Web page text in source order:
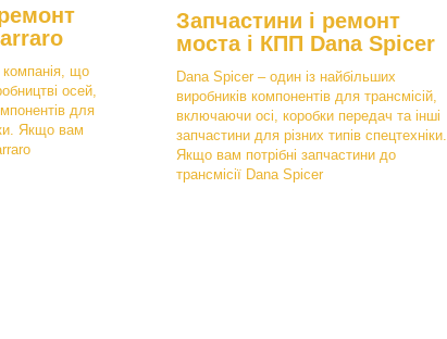
компанія, що
осей,
для
Якщо вам
Запчастини і ремонт
моста і КПП Dana Spicer
Dana Spicer – один із найбільших
виробників компонентів для трансмісій,
включаючи осі, коробки передач та інші
запчастини для різних типів спецтехніки.
Якщо вам потрібні запчастини до
трансмісії Dana Spicer